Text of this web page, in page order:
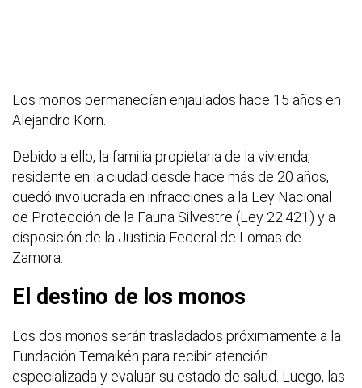
Los monos permanecían enjaulados hace 15 años en
Alejandro Korn.
Debido a ello, la familia propietaria de la vivienda,
residente en la ciudad desde hace más de 20 años,
quedó involucrada en infracciones a la Ley Nacional
de Protección de la Fauna Silvestre (Ley 22.421) y a
disposición de la Justicia Federal de Lomas de
Zamora.
El destino de los monos
Los dos monos serán trasladados próximamente a la
Fundación Temaikén para recibir atención
especializada y evaluar su estado de salud. Luego, las